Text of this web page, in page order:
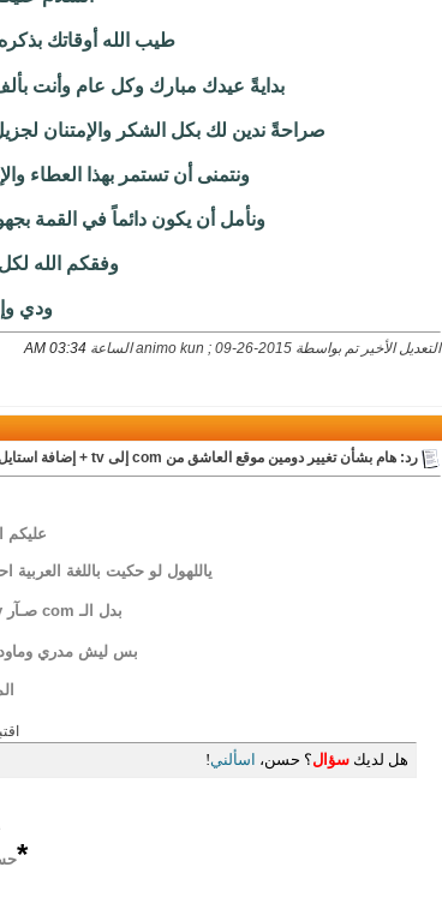
طيب الله أوقاتك
بدايةً عيدك مبارك وكل عام وأنت
صراحةً ندين لك بكل الشكر والإمتنان
ونتمنى أن تستمر بهذا العطاء
ونأمل أن يكون دائماً في القمة
وفقكم الله
ودي
التعديل الأخير تم بواسطة animo kun ; 09-26-2015 الساعة 03:34 AM
رد: هام بشأن تغيير دومين موقع العاشق من com إلى tv + إضافة استايل مخصص للجوالات
عليكم
ياللهول لو حكيت باللغة
بدل الـ com صـآر tv هذا الي فهمتو
بس ليش مدري
هل لديك سؤال؟ حسن، اسألني!
*